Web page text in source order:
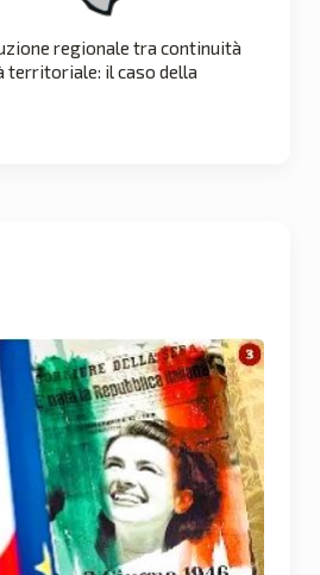
regionale tra continuità
territoriale: il caso della